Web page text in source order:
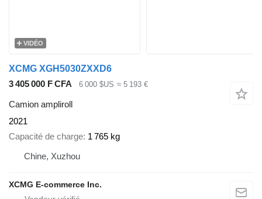
VIDÉO
XCMG XGH5030ZXXD6
3 405 000 F CFA
6 000 $US ≈ 5 193 €
Camion ampliroll
2021
Capacité de charge 1 765 kg
Chine, Xuzhou
XCMG E-commerce Inc.